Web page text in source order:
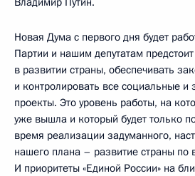
Новая Дума с первого дня будет
Партии и нашим депутатам предстоит
в развитии страны, обеспечивать
и контролировать все социальные и
проекты. Это уровень работы, на
уже вышла и который будет только
время реализации задуманного,
нашего плана – развитие страны по
И приоритеты «Единой России» на